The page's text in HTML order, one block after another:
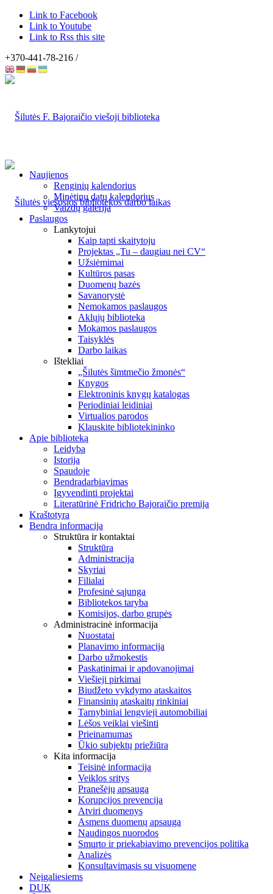
Link to Facebook
Link to Youtube
Link to Rss this site
+370-441-78-216 /
Naujienos
Renginių kalendorius
Minėtinų datų kalendorius
Vaizdų galerija
Paslaugos
Lankytojui
Kaip tapti skaitytoju
Projektas „Tu – daugiau nei CV“
Užsiėmimai
Kultūros pasas
Duomenų bazės
Savanorystė
Nemokamos paslaugos
Aklųjų biblioteka
Mokamos paslaugos
Taisyklės
Darbo laikas
Ištekliai
„Šilutės šimtmečio žmonės“
Knygos
Elektroninis knygų katalogas
Periodiniai leidiniai
Virtualios parodos
Klauskite bibliotekininko
Apie biblioteką
Leidyba
Istorija
Spaudoje
Bendradarbiavimas
Įgyvendinti projektai
Literatūrinė Fridricho Bajoraičio premija
Kraštotyra
Bendra informacija
Struktūra ir kontaktai
Struktūra
Administracija
Skyriai
Filialai
Profesinė sąjunga
Bibliotekos taryba
Komisijos, darbo grupės
Administracinė informacija
Nuostatai
Planavimo informacija
Darbo užmokestis
Paskatinimai ir apdovanojimai
Viešieji pirkimai
Biudžeto vykdymo ataskaitos
Finansinių ataskaitų rinkiniai
Tarnybiniai lengvieji automobiliai
Lėšos veiklai viešinti
Prieinamumas
Ūkio subjektų priežiūra
Kita informacija
Teisinė informacija
Veiklos sritys
Pranešėjų apsauga
Korupcijos prevencija
Atviri duomenys
Asmens duomenų apsauga
Naudingos nuorodos
Smurto ir priekabiavimo prevencijos politika
Analizės
Konsultavimasis su visuomene
Neįgaliesiems
DUK